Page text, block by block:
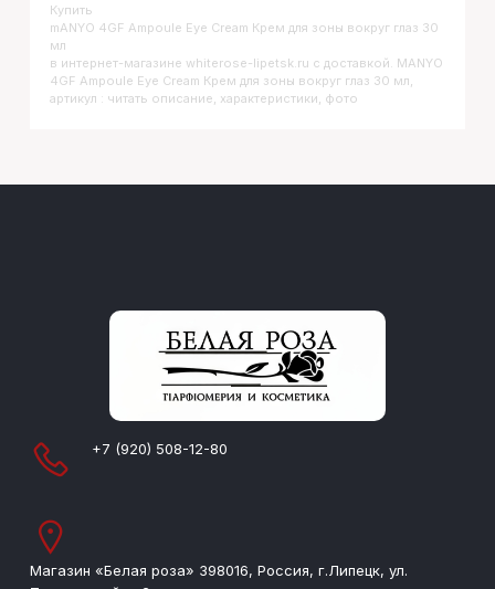
Купить
MANYO 4GF Ampoule Eye Cream Крем для зоны вокруг глаз 30
мл
в интернет-магазине whiterose-lipetsk.ru с доставкой. MANYO
4GF Ampoule Eye Cream Крем для зоны вокруг глаз 30 мл,
артикул : читать описание, характеристики, фото
+7 (920) 508-12-80
Магазин «Белая роза» 398016, Россия, г.Липецк, ул.